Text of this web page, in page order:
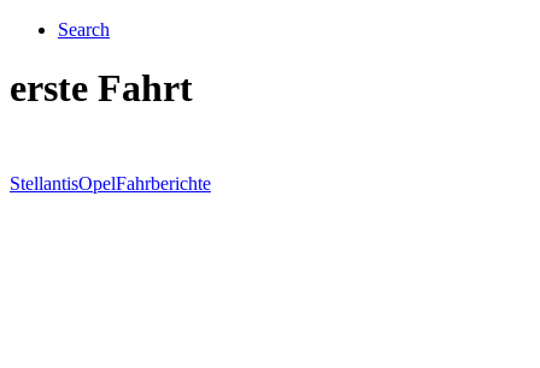
Search
erste Fahrt
StellantisOpelFahrberichte